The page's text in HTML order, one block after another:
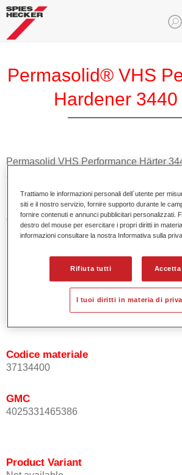
Permasolid® VHS
Hardener
Permasolid VHS Performance Härter
applicazioni ottimali di Permasolid HS
Caratteristiche del prodotto
Elevato contenuto alto solido.
Adatto per riparazioni di pannelli e
anche a temperature molto alte.
Product Variant
Codice materiale
37134400
GMC
4025331465386
Product Variant
Trattiamo le informazioni personali dell`utente per
siti e il nostro servizio, fornire supporto durante le
fornire contenuti e annunci pubblicitari personalizzati.
destro del mouse per esercitare i propri diritti in
informazioni consultare la nostra Informativa sulla
Rifiuta tutti
I tuoi diritti in materia di